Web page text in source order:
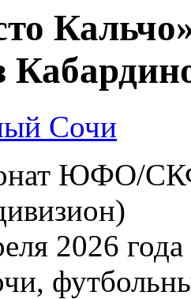
Сочи
ЮФО/
2026 года